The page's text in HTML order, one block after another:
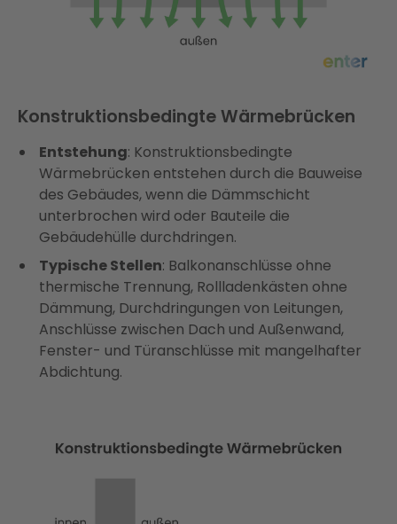
Konstruktionsbedingte Wärmebrücken
Entstehung: Konstruktionsbedingte
Wärmebrücken entstehen durch die Bauweise
des Gebäudes, wenn die Dämmschicht
unterbrochen wird oder Bauteile die
Gebäudehülle durchdringen.
Typische Stellen: Balkonanschlüsse ohne
thermische Trennung, Rollladenkästen ohne
Dämmung, Durchdringungen von Leitungen,
Anschlüsse zwischen Dach und Außenwand,
Fenster- und Türanschlüsse mit mangelhafter
Abdichtung.